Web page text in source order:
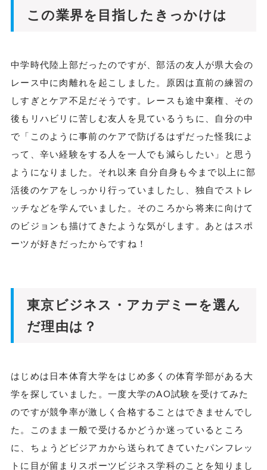
この業界を目指したきっかけは
中学時代陸上部だったのですが、部活の友人が県大会の
レース中に肉離れを起こしました。原因は直前の練習の
しすぎとケア不足だそうです。レースも途中棄権、その
後もリハビリに苦しむ友人を見ているうちに、自分の中
で「このように事前のケアで防げるはずだった怪我によ
って、辛い経験をする人を一人でも減らしたい」と思う
ようになりました。それ以来 自分自身も今まで以上に部
活後のケアをしっかり行っていましたし、独自でストレ
ッチなどを学んでいました。そのころから将来に向けて
のビジョンも描けてきたような気がします。あとはスポ
ーツが好きだったからですね！
東京ビジネス・アカデミーを選ん
だ理由は？
はじめは日本体育大学をはじめ多くの体育学部がある大
学を探していました。一度大学のAO試験を受けてみた
のですが競争率が激しく合格することはできませんでし
た。このまま一般で受けるかどうか迷っているところ
に、ちょうどビジアカから送られてきていたパンフレッ
トに目が留まりスポーツビジネス学科のことを知りまし